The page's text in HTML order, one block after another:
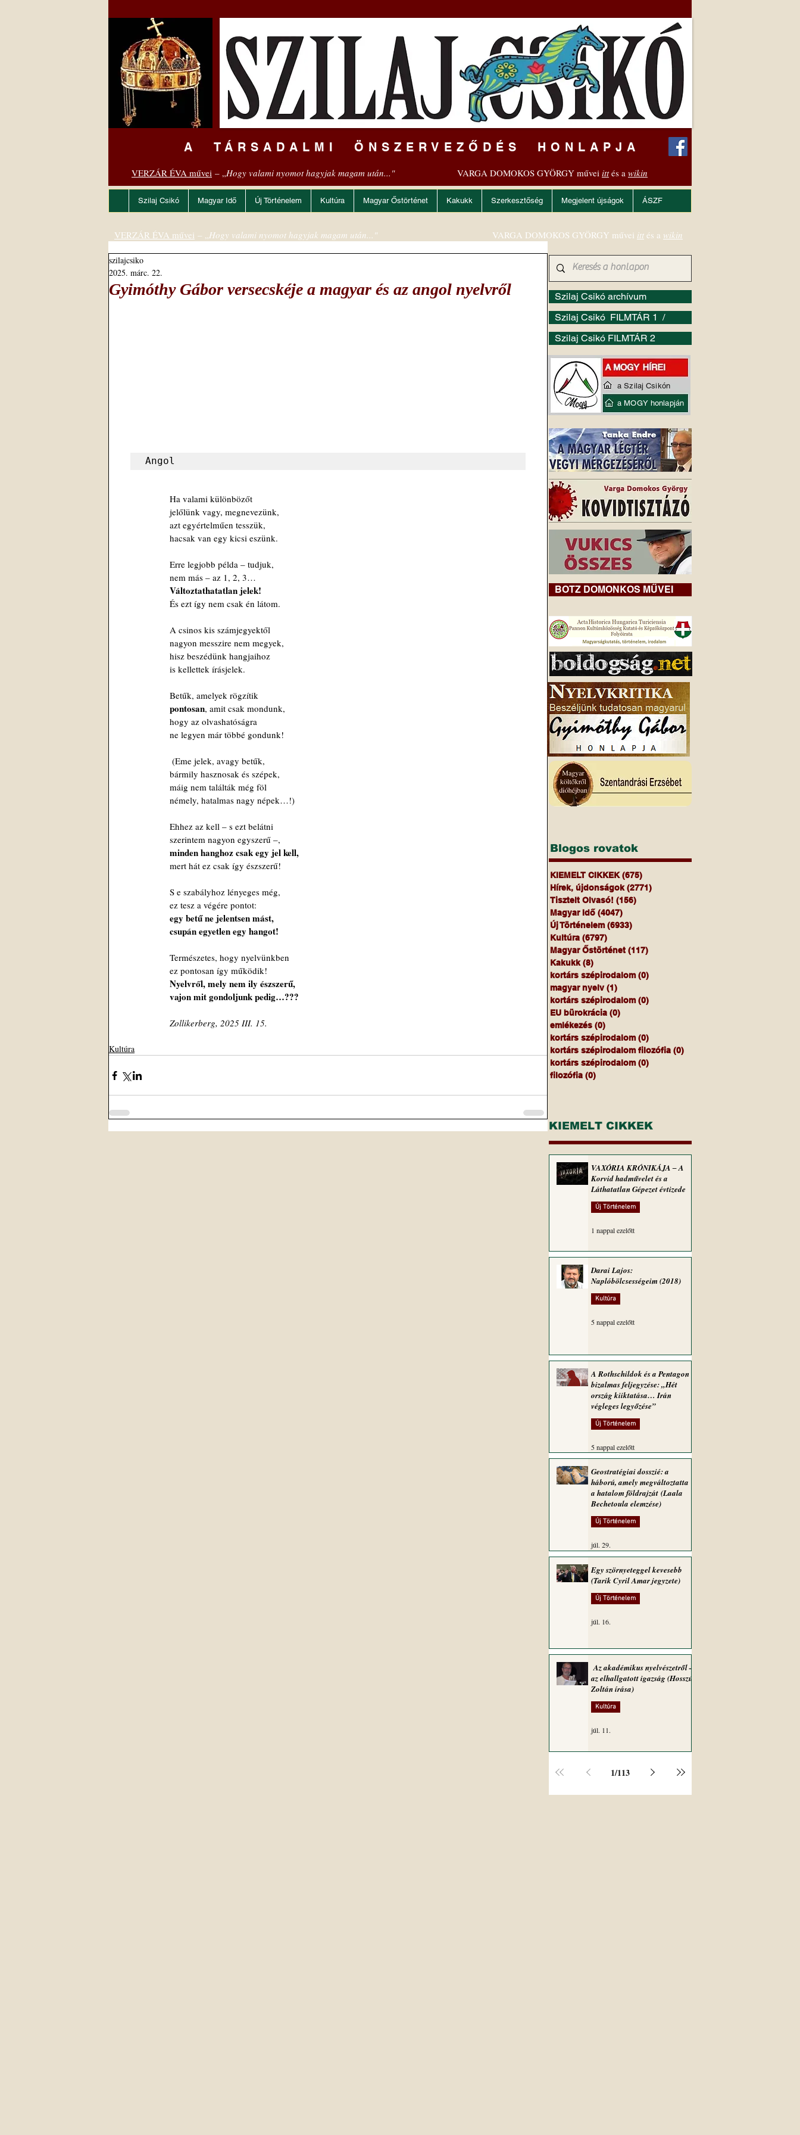
A TÁRSADALMI ÖNSZERVEZŐDÉS HONLAPJA
VERZÁR ÉVA művei – „Hogy valami nyomot hagyjak magam után..." VARGA DOMOKOS GYÖRGY művei ittés a wikin
Szilaj Csikó Magyar Idő Új Történelem Kultúra Magyar Őstörténet Kakukk Szerkesztőség Megjelent újságok ÁSZF
Gyimóthy Gábor versecskéje a magyar és az angol nyelvről
szilajcsiko
2025. márc. 22.
Angol
Ha valami különbözőt
jelőlünk vagy, megnevezünk,
azt egyértelműen tesszük,
hacsak van egy kicsi eszünk.
Erre legjobb példa – tudjuk,
nem más – az 1, 2, 3…
Változtathatatlan jelek!
És ezt így nem csak én látom.
A csinos kis számjegyektől
nagyon messzire nem megyek,
hisz beszédünk hangjaihoz
is kellettek írásjelek.
Betűk, amelyek rögzítik
pontosan, amit csak mondunk,
hogy az olvashatóságra
ne legyen már többé gondunk!
  (Eme jelek, avagy betűk,
bármily hasznosak és szépek,
máig nem találták még föl
némely, hatalmas nagy népek…!)
Ehhez az kell – s ezt belátni
szerintem nagyon egyszerű –,
minden hanghoz csak egy jel kell,
mert hát ez csak így észszerű!
S e szabályhoz lényeges még,
ez tesz a végére pontot:
egy betű ne jelentsen mást,
csupán egyetlen egy hangot!
Természetes, hogy nyelvünkben
ez pontosan így működik!
Nyelvről, mely nem ily észszerű,
vajon mit gondoljunk pedig…???
Zollikerberg, 2025 III. 15.
Kultúra
Szilaj Csikó archívum
Szilaj Csikó FILMTÁR 1 /
Szilaj Csikó FILMTÁR 2
VERZÁR ÉVA művei – „Hogy valami nyomot hagyjak magam után..." VARGA DOMOKOS GYÖRGY művei itt és a wikin
BOTZ DOMONKOS MŰVEI
Blogos rovatok
KIEMELT CIKKEK (675)
Hírek, újdonságok (2771)
Tisztelt Olvasó! (156)
Magyar Idő (4047)
Új Történelem (6933)
Kultúra (6797)
Magyar Őstörténet (117)
Kakukk (8)
kortárs szépirodalom (0)
magyar nyelv (1)
kortárs szépirodalom (0)
EU bürokrácia (0)
emlékezés (0)
kortárs szépirodalom (0)
kortárs szépirodalom filozófia (0)
kortárs szépirodalom (0)
filozófia (0)
KIEMELT CIKKEK
VAXÓRIA KRÓNIKÁJA ‒ A
Korvid hadművelet és a
Láthatatlan Gépezet évtizede
Új Történelem
1 nappal ezelőtt
Darai Lajos:
Naplóbölcsességeim (2018)
Kultúra
5 nappal ezelőtt
A Rothschildok és a Pentagon
bizalmas feljegyzése: „Hét
ország kiiktatása… Irán
végleges legyőzése”
Új Történelem
5 nappal ezelőtt
Geostratégiai dosszié: a
háború, amely megváltoztatta
a hatalom földrajzát (Laala
Bechetoula elemzése)
Új Történelem
júl. 29.
Egy szörnyeteggel kevesebb
(Tarik Cyril Amar jegyzete)
Új Történelem
júl. 16.
Az akadémikus nyelvészetről –
az elhallgatott igazság (Hosszú
Zoltán írása)
Kultúra
júl. 11.
1/113
a Szilaj Csikón
a MOGY honlapján